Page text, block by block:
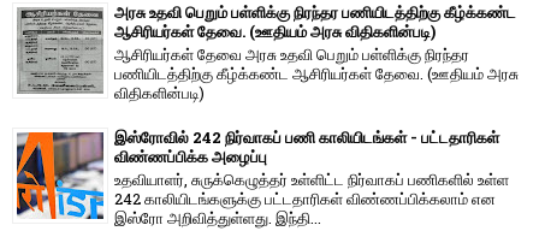
அரசு உதவி பெறும் பள்ளிக்கு நிரந்தர பணியிடத்திற்கு கீழ்க்கண்ட
ஆசிரியர்கள் தேவை. (ஊதியம் அரசு விதிகளின்படி)
ஆசிரியர்கள் தேவை அரசு உதவி பெறும் பள்ளிக்கு நிரந்தர
பணியிடத்திற்கு கீழ்க்கண்ட ஆசிரியர்கள் தேவை. (ஊதியம் அரசு
விதிகளின்படி)
இஸ்ரோவில் 242 நிர்வாகப் பணி காலியிடங்கள் - பட்டதாரிகள்
விண்ணப்பிக்க அழைப்பு
உதவியாளர், சுருக்கெழுத்தர் உள்ளிட்ட நிர்வாகப் பணிகளில் உள்ள
242 காலியிடங்களுக்கு பட்டதாரிகள் விண்ணப்பிக்கலாம் என
இஸ்ரோ அறிவித்துள்ளது. இந்தி...